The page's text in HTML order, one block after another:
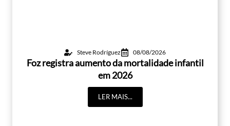
Steve Rodríguez 08/08/2026
Foz registra aumento da mortalidade infantil
em 2026
LER MAIS...